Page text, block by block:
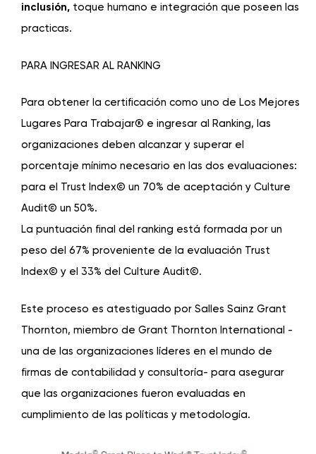
inclusión, toque humano e integración que poseen las
practicas.
PARA INGRESAR AL RANKING
Para obtener la certificación como uno de Los Mejores
Lugares Para Trabajar® e ingresar al Ranking, las
organizaciones deben alcanzar y superar el
porcentaje mínimo necesario en las dos evaluaciones:
para el Trust Index© un 70% de aceptación y Culture
Audit© un 50%.
La puntuación final del ranking está formada por un
peso del 67% proveniente de la evaluación Trust
Index© y el 33% del Culture Audit©.
Este proceso es atestiguado por Salles Sainz Grant
Thornton, miembro de Grant Thornton International -
una de las organizaciones líderes en el mundo de
firmas de contabilidad y consultoría- para asegurar
que las organizaciones fueron evaluadas en
cumplimiento de las políticas y metodología.